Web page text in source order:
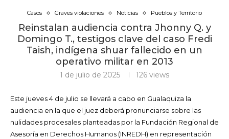
Casos Graves violaciones Noticias Pueblos y Territorio
Reinstalan audiencia contra Jhonny Q. y
Domingo T., testigos clave del caso Fredi
Taish, indígena shuar fallecido en un
operativo militar en 2013
1 de julio de 2025 126 views
Este jueves 4 de julio se llevará a cabo en Gualaquiza la
audiencia en la que el juez deberá pronunciarse sobre las
nulidades procesales planteadas por la Fundación Regional de
Asesoría en Derechos Humanos (INREDH) en representación